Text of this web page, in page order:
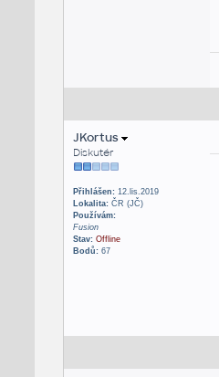
JKortus
Diskutér
Přihlášen:12.lis.2019
Lokalita:ČR (JČ)
Používám:
Fusion
Stav: Offline
Bodů:67